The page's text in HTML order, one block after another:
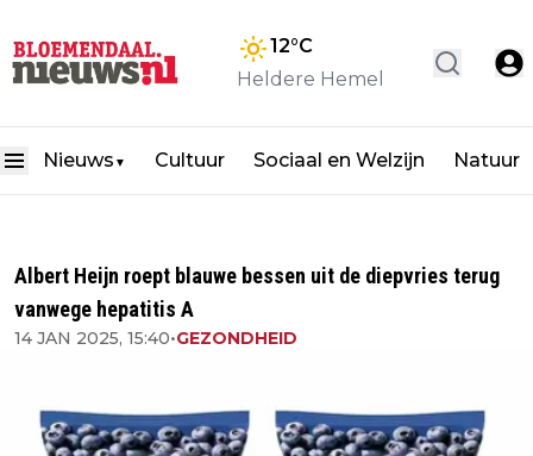
12°C
Heldere Hemel
Nieuws ▼ Cultuur Sociaal en Welzijn Natuur
Albert Heijn roept blauwe bessen uit de diepvries terug
vanwege hepatitis A
14 JAN 2025, 15:40•GEZONDHEID